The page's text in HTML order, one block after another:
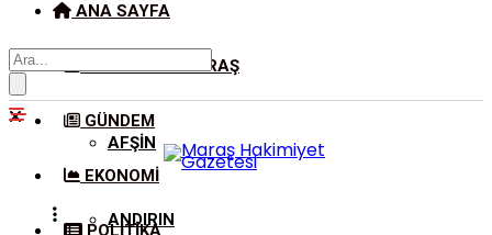
ANA SAYFA
KAHRAMANMARAŞ
AFŞIN
ANDIRIN
GÜNDEM
EKONOMI
POLITIKA